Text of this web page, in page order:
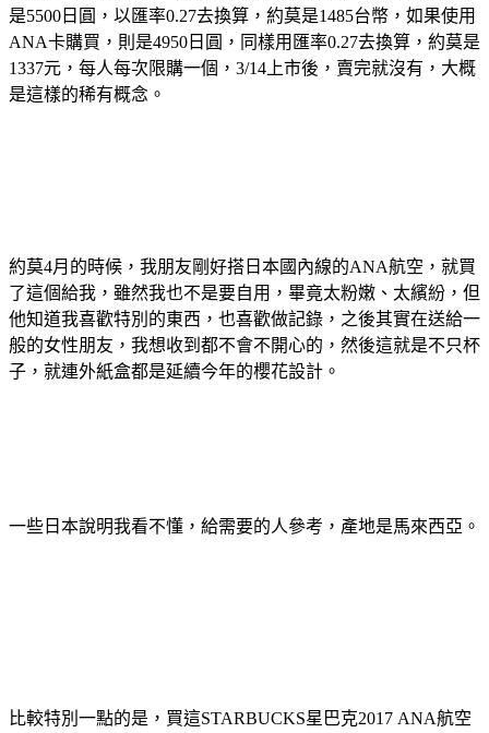
是5500日圓，以匯率0.27去換算，約莫是1485台幣，如果使用
ANA卡購買，則是4950日圓，同樣用匯率0.27去換算，約莫是
1337元，每人每次限購一個，3/14上市後，賣完就沒有，大概
是這樣的稀有概念。
約莫4月的時候，我朋友剛好搭日本國內線的ANA航空，就買
了這個給我，雖然我也不是要自用，畢竟太粉嫩、太繽紛，但
他知道我喜歡特別的東西，也喜歡做記錄，之後其實在送給一
般的女性朋友，我想收到都不會不開心的，然後這就是不只杯
子，就連外紙盒都是延續今年的櫻花設計。
一些日本說明我看不懂，給需要的人參考，產地是馬來西亞。
比較特別一點的是，買這STARBUCKS星巴克2017 ANA航空